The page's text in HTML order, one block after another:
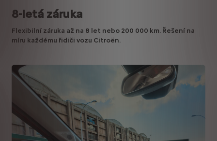
8-letá záruka
Flexibilní záruka až na 8 let nebo 200 000 km. Řešení na
míru každému řidiči vozu Citroën.